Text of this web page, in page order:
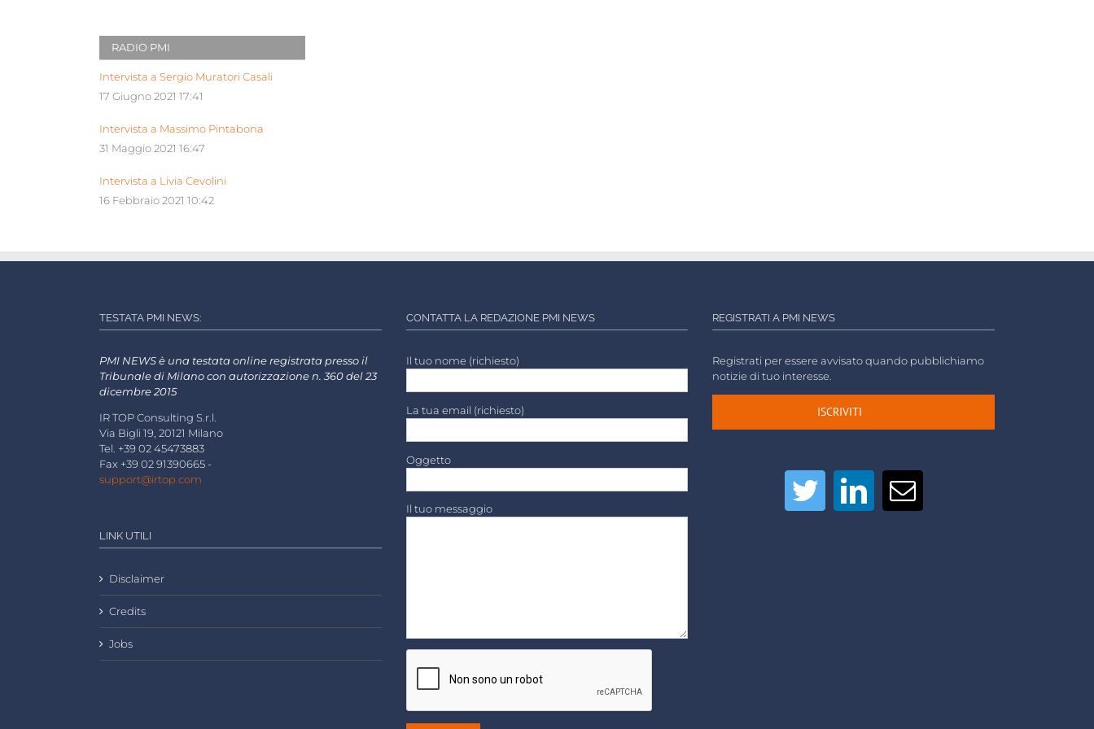
RADIO PMI
Intervista a Sergio Muratori Casali
17 Giugno 2021 17:41
Intervista a Massimo Pintabona
31 Maggio 2021 16:47
Intervista a Livia Cevolini
16 Febbraio 2021 10:42
TESTATA PMI NEWS:
PMI NEWS è una testata online registrata presso il
Tribunale di Milano con autorizzazione n. 360 del 23
dicembre 2015
IR TOP Consulting S.r.l.
Via Bigli 19, 20121 Milano
Tel. +39 02 45473883
Fax +39 02 91390665 -
support@irtop.com
LINK UTILI
Disclaimer
Credits
Jobs
CONTATTA LA REDAZIONE PMI NEWS
Il tuo nome (richiesto)
La tua email (richiesto)
Oggetto
Il tuo messaggio
REGISTRATI A PMI NEWS
Registrati per essere avvisato quando pubblichiamo
notizie di tuo interesse.
ISCRIVITI